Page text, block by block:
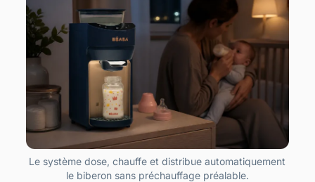
Le système dose, chauffe et distribue automatiquement
le biberon sans préchauffage préalable.